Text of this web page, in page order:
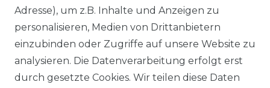
* inkl. ges. MwSt. zzgl.Versandkosten
Adresse), um z.B. Inhalte und Anzeigen zu
personalisieren, Medien von Drittanbietern
einzubinden oder Zugriffe auf unsere Website zu
analysieren. Die Datenverarbeitung erfolgt erst
durch gesetzte Cookies. Wir teilen diese Daten